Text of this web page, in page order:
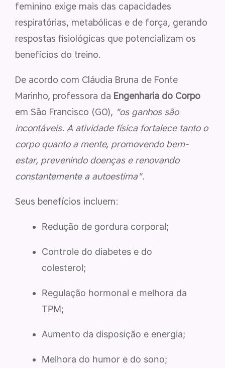
feminino exige mais das capacidades
respiratórias, metabólicas e de força, gerando
respostas fisiológicas que potencializam os
benefícios do treino.
De acordo com Cláudia Bruna de Fonte
Marinho, professora da Engenharia do Corpo
em São Francisco (GO), "os ganhos são
incontáveis. A atividade física fortalece tanto o
corpo quanto a mente, promovendo bem-
estar, prevenindo doenças e renovando
constantemente a autoestima".
Seus benefícios incluem:
Redução de gordura corporal;
Controle do diabetes e do
colesterol;
Regulação hormonal e melhora da
TPM;
Aumento da disposição e energia;
Melhora do humor e do sono;